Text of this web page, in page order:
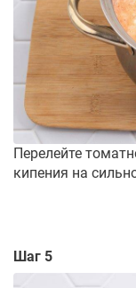
Перелейте
кипения на
Шаг 5